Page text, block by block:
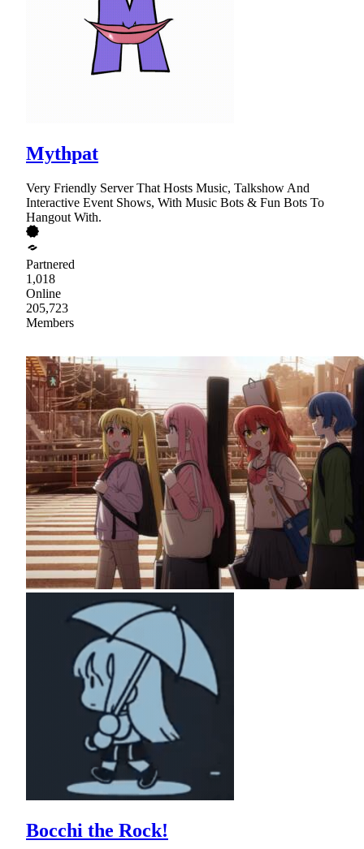
Mythpat
Very Friendly Server That Hosts Music, Talkshow And
Interactive Event Shows, With Music Bots & Fun Bots To
Hangout With.
Partnered
1,018
Online
205,723
Members
Bocchi the Rock!